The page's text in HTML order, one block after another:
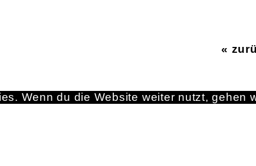
«
Wenn du die Website weiter nutzt, gehen